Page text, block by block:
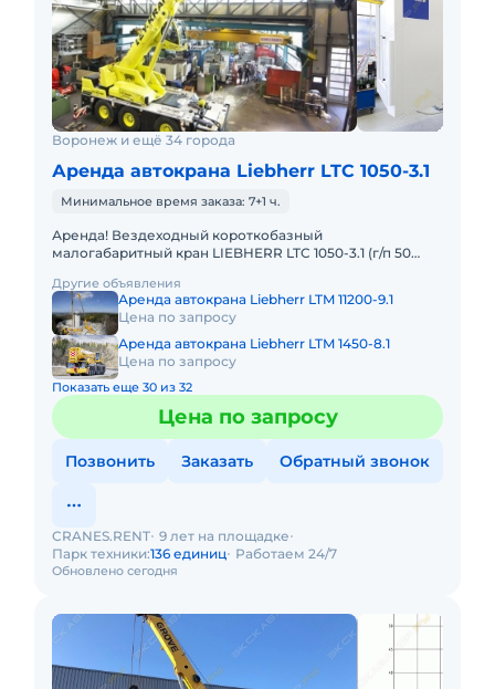
Воронеж и ещё 34 города
Аренда автокрана Liebherr LTC 1050-3.1
Минимальное время заказа: 7+1 ч.
Аренда! Вездеходный короткобазный
малогабаритный кран LIEBHERR LTC 1050-3.1 (г/п 50
маневренностью и проходимостью по бе
Другие объявления
Аренда автокрана Liebherr LTM 11200-9.1
Цена по запросу
Аренда автокрана Liebherr LTM 1450-8.1
Цена по запросу
Показать еще 30 из 32
Цена по запросу
Позвонить Заказать Обратный звонок
Обновлено сегодня
CRANES.RENT 9 лет на площадке
Парк техники:136 единиц Работаем 24/7